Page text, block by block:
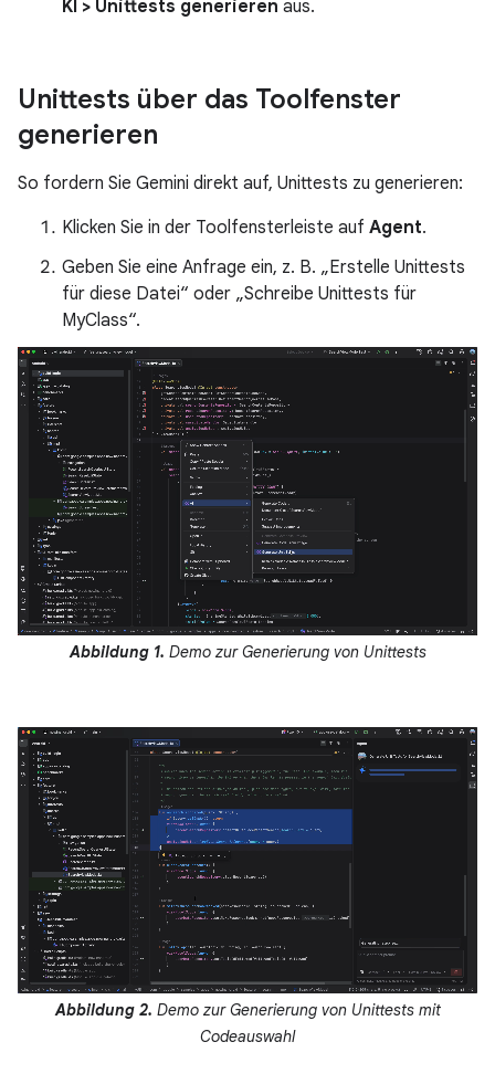
KI > Unittests generieren aus.
Unittests über das Toolfenster
generieren
So fordern Sie Gemini direkt auf, Unittests zu generieren:
Klicken Sie in der Toolfensterleiste auf Agent.
Geben Sie eine Anfrage ein, z. B. „Erstelle Unittests
für diese Datei“ oder „Schreibe Unittests für
MyClass“.
Abbildung 1. Demo zur Generierung von Unittests
Abbildung 2. Demo zur Generierung von Unittests mit
Codeauswahl